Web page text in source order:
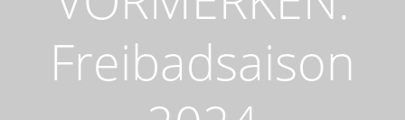
Freibadsaison